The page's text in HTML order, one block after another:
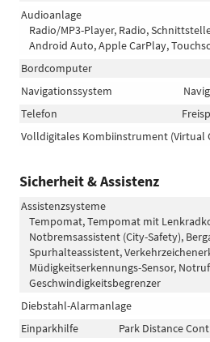
Audioanlage
Radio/MP3-Player, Radio,
Android Auto, Apple CarPlay,
Bordcomputer
Navigationssystem
Telefon
Volldigitales Kombiinstrument (Virtual
Sicherheit & Assistenz
Assistenzsysteme
Tempomat, Tempomat mit
Notbremsassistent (City-Safety),
Spurhalteassistent,
Müdigkeitserkennungs-Sensor,
Geschwindigkeitsbegrenzer
Diebstahl-Alarmanlage
Einparkhilfe
Park Distance